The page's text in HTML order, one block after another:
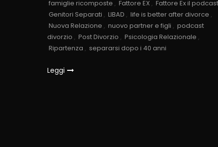
famiglie ricomposte , Fattore EX , Fattore Ex il
Genitori Separati , LIBAD , life is better after divorce ,
Nuova Relazione , nuovo partner e figli , podcast
divorzio , Post Divorzio , Psicologia Relazionale ,
Ripartenza , separarsi dopo i 40 anni
Leggi